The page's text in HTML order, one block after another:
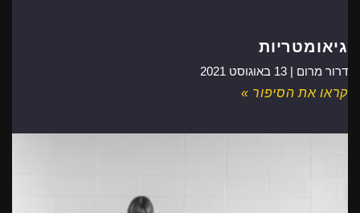
גיאומטריות
דרור מרום | 13 באוגוסט 2021
קראו את הסיפור »